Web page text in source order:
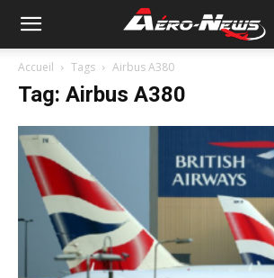
Accueil Tags Airbus A380
Tag: Airbus A380